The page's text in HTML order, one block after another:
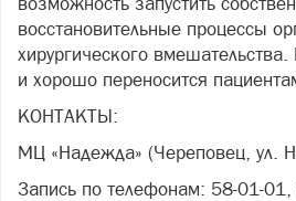
восстановительные процессы
хирургического
и хорошо переносится
КОНТАКТЫ:
МЦ «Надежда» (Череповец, ул.
Запись по телефонам: 58-01-